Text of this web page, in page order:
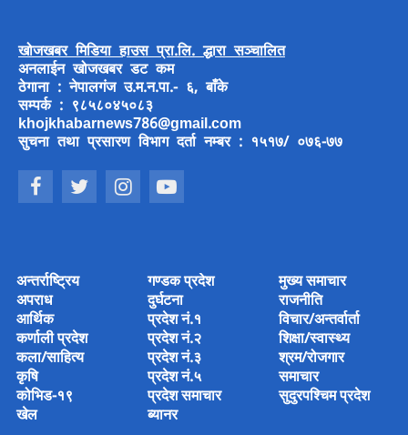
खोजखबर मिडिया हाउस प्रा.लि. द्धारा सञ्चालित
अनलाईन खोजखबर डट कम
ठेगाना : नेपालगंज उ.म.न.पा.- ६, बाँके
सम्पर्क : ९८५८०४५०८३
khojkhabarnews786@gmail.com
सुचना तथा प्रसारण विभाग दर्ता नम्बर : १५१७/ ०७६-७७
अन्तर्राष्ट्रिय
अपराध
आर्थिक
कर्णाली प्रदेश
कला/साहित्य
कृषि
कोभिड-१९
खेल
गण्डक प्रदेश
दुर्घटना
प्रदेश नं.१
प्रदेश नं.२
प्रदेश नं.३
प्रदेश नं.५
प्रदेश समाचार
ब्यानर
मुख्य समाचार
राजनीति
विचार/अन्तर्वार्ता
शिक्षा/स्वास्थ्य
श्रम/रोजगार
समाचार
सुदुरपश्चिम प्रदेश